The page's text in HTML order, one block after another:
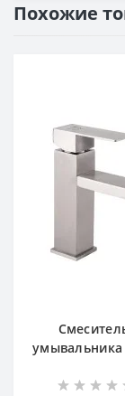
Похожие
умывальника
001F (10 30